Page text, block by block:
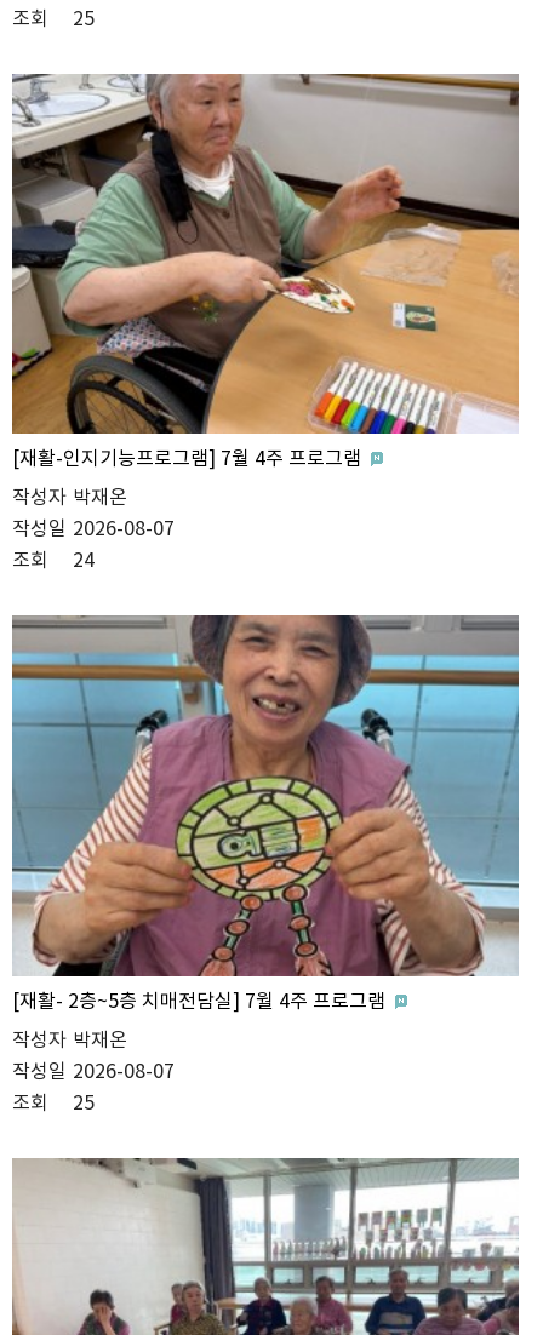
조회
25
[재활-인지기능프로그램] 7월 4주 프로그램
작성자 박재온
작성일 2026-08-07
조회
24
[재활- 2층~5층 치매전담실] 7월 4주 프로그램
작성자 박재온
작성일 2026-08-07
조회
25